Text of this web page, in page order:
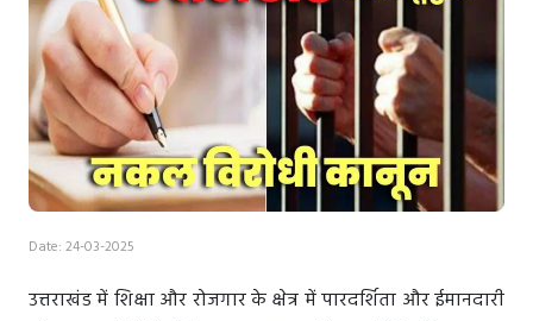
Date: 24-03-2025
उत्तराखंड में शिक्षा और रोजगार के क्षेत्र में पारदर्शिता और ईमानदारी